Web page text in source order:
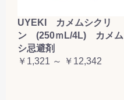
UYEKI カメムシクリ
ン (250ｍL/4L) カメム
シ忌避剤
￥1,321 ～ ￥12,342